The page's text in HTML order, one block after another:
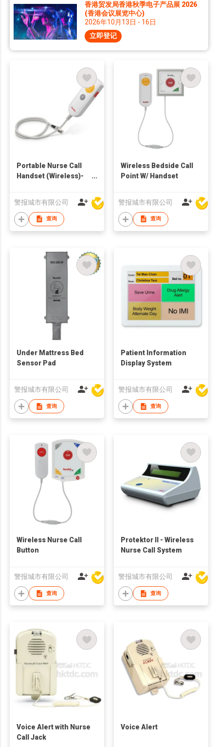
香港贸发局香港秋季电子产品展 2026
(香港会议展览中心)
2026年10月13日 - 16日
立即登记
Portable Nurse Call
Handset (Wireless)-
警报城市有限公司
查询
Wireless Bedside Call
Point W/ Handset
警报城市有限公司
查询
Under Mattress Bed
Sensor Pad
警报城市有限公司
查询
Patient Information
Display System
警报城市有限公司
查询
Wireless Nurse Call
Button
警报城市有限公司
查询
Protektor II - Wireless
Nurse Call System
警报城市有限公司
查询
Voice Alert with Nurse
Call Jack
Voice Alert